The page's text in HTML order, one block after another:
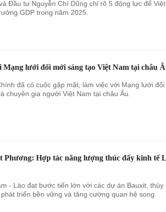
Đầu tư Nguyễn Chí Dũng chỉ rõ 5 động lực để Việt
GDP trong năm 2025.
lưới đổi mới sáng tạo Việt Nam tại châu
đã có cuộc gặp mặt, làm việc với Mạng lưới đổi
chuyên gia người Việt Nam tại châu Âu.
Phương: Hợp tác năng lượng thúc đẩy kinh tế
- Lào đạt bước tiến lớn với các dự án Bauxit, thủy
triển bền vững và tăng cường quan hệ song